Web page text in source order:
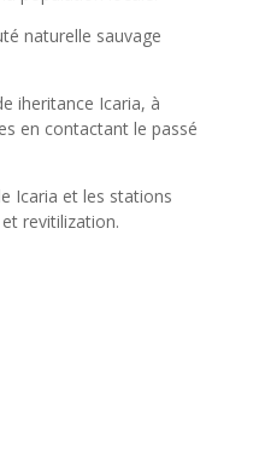
naturelle sauvage
iheritance Icaria, à
en contactant le passé
Icaria et les stations
revitilization.